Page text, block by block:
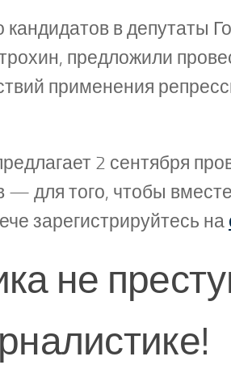
кандидатов в депутаты
предложили
применения
2 сентября
— для того, чтобы
зарегистрируйтесь на
не